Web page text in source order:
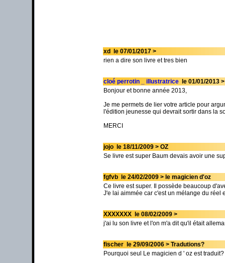
xd le 07/01/2017 >
rien a dire son livre et tres bien
cloé perrotin _ illustratrice le 01/01/2013
Bonjour et bonne année 2013,
Je me permets de lier votre article pour
l'édition jeunesse qui devrait sortir dans la
MERCI
jojo le 18/11/2009 > OZ
Se livre est super Baum devais avoir une
fgfvb le 24/02/2009 > le magicien d'oz
Ce livre est super. Il possède beaucoup
J'e lai aimmée car c'est un mélange du réel
XXXXXXX le 08/02/2009 >
j'ai lu son livre et l'on m'a dit qu'il était
fischer le 29/09/2006 > Tradutions?
Pourquoi seul Le magicien d ' oz est